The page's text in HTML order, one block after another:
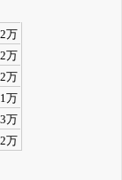
万
万
万
万
万
万